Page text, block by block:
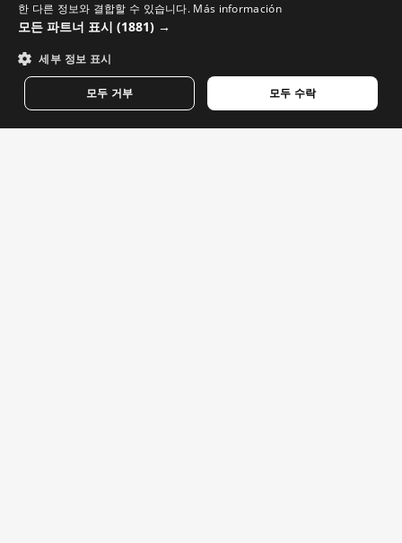
B2B 파트너 프로그램
채용
자주 묻는 질문
GREEK
GERMAN
한 다른 정보와 결합할 수 있습니다. Más información
모든 파트너 표시 (1881) →
세부 정보 표시
모두 수락
모두 거부